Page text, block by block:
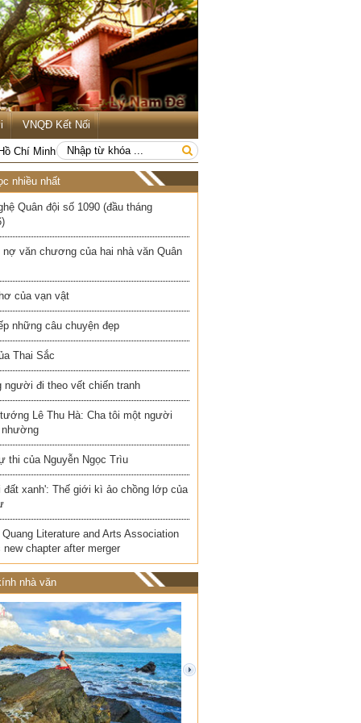
VNQĐ Kết Nối
Chí Minh
nhiều nhất
Quân đội số 1090 (đầu tháng
nợ văn chương của hai nhà văn Quân
của vạn vật
những câu chuyện đẹp
Thai Sắc
người đi theo vết chiến tranh
Lê Thu Hà: Cha tôi một người
nhường
thi của Nguyễn Ngọc Trìu
đất xanh': Thế giới kì ảo chồng lớp của
Literature and Arts Association
new chapter after merger
nhà văn
next